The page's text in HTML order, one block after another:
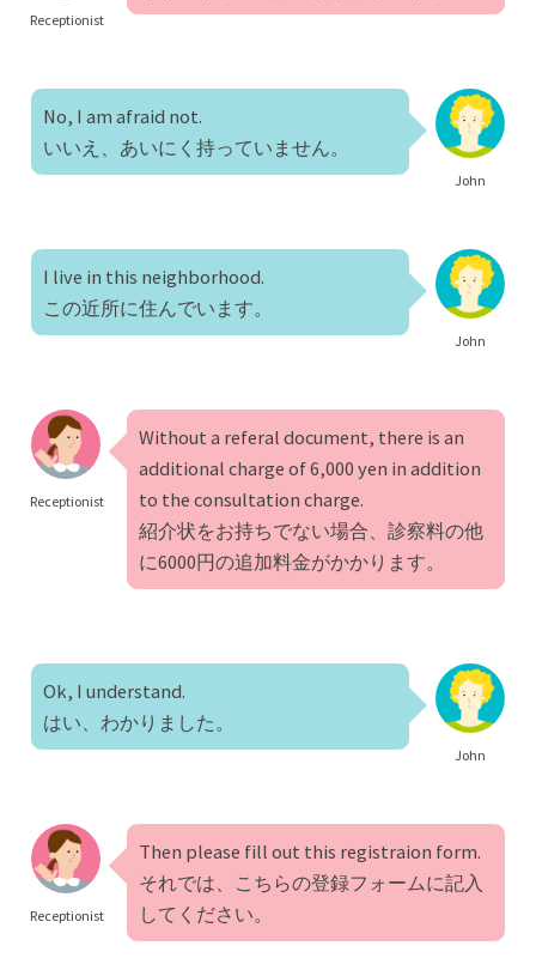
Receptionist
John
No, I am afraid not.
いいえ、あいにく持っていません。
John
I live in this neighborhood.
この近所に住んでいます。
Receptionist
Without a referal document, there is an
additional charge of 6,000 yen in addition
to the consultation charge.
紹介状をお持ちでない場合、診察料の他
に6000円の追加料金がかかります。
John
Ok, I understand.
はい、わかりました。
Receptionist
Then please fill out this registraion form.
それでは、こちらの登録フォームに記入
してください。